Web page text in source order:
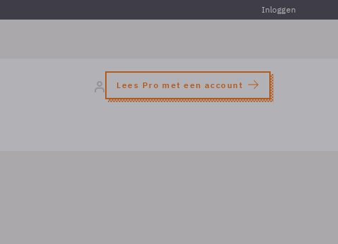
Inloggen
Lees Pro met een account